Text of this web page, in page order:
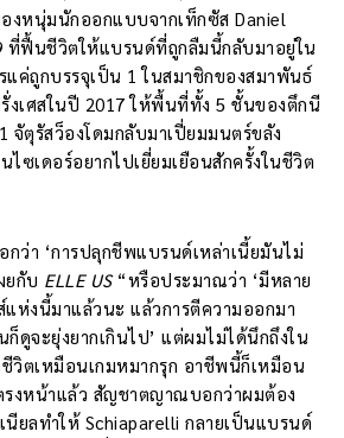
งหนุ่มนักออกแบบจากเท็กซัส Daniel
ที่ฟื้นชีวิตให้แบรนด์ที่ถูกลืมนี้กลับมาอยู่ใน
แค่ถูกบรรจุเป็น 1 ในสมาชิกของสมาพันธ์
งเศสในปี 2017 ให้พื้นที่ทั้ง 5 ชั้นของตึกนี
จัตุรัสว็องโดมกลับมาเปี่ยมมนตร์ขลัง
ซเดอร์อยากไปเยี่ยมเยือนสักครั้งในชีวิต
การปลุกชีพแบรนด์เหล่าเนี้ยมันไม่
ยกับ ELLE US “หรือประมาณว่า ‘มีหลาย
ห่งนี้มาแล้วนะ แล้วการตีความออกมา
ดูจะยุ่งยากเกินไป’ แต่ผมไม่ได้นึกถึงใน
ชีวิตเหมือนเกมหมากรุก อาชีพนี้ก็เหมือน
งหน้าแล้ว สัญชาตญาณบอกว่าผมต้อง
ยลทำให้ Schiaparelli กลายเป็นแบรนด์